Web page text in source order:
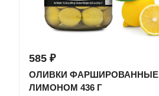
585 ₽
ОЛИВКИ ФАРШИРОВАННЫЕ
ЛИМОНОМ 436 Г